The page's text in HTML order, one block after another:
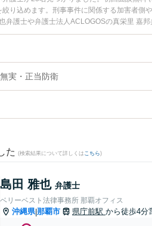
り込めます。刑事事件に関係する加害者
弁護士や弁護士法人ACLOGOSの真栄里
『沖縄県で土日や夜間に発生した冤罪・
たい』『初回相談無料で冤罪・無実・正当
実・正当防衛
た (検索結果について詳しくは こちら)
島田 雅也 弁護士
ベリーベスト法律事務所 那覇オフィス
沖縄県|那覇市 県庁前駅 から徒歩4分